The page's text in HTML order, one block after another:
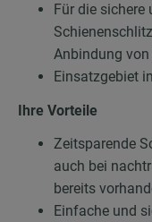
Für die
Anbindung
Einsatzgebiet
Ihre Vorteile
Zeitsparende
auch bei
bereits
Einfache und